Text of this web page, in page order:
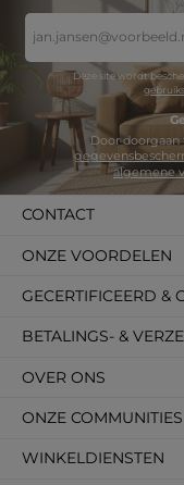
mailadres
*
Deze site wordt
algemene
CONTACT
WINKELDIENSTEN
BETALINGS- &
OVER ONS
GECERTIFICEERD &
ONZE VOORDELEN
ONZE COMMUNITIES